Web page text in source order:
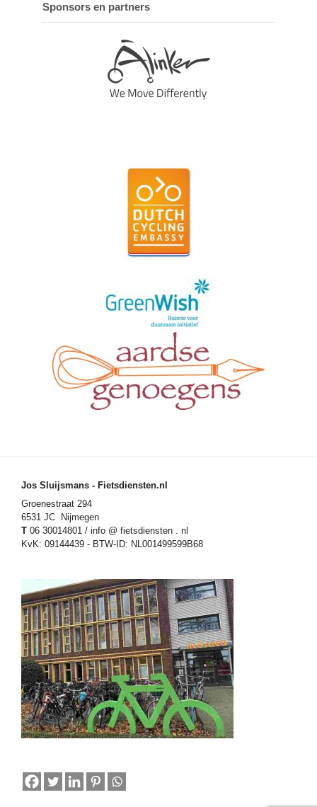
Sponsors en partners
Jos Sluijsmans - Fietsdiensten.nl
Groenestraat 294
6531 JC Nijmegen
T 06 30014801 / info @ fietsdiensten . nl
KvK: 09144439 - BTW-ID: NL001499599B68